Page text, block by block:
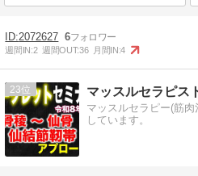
2072627 6
週間IN:2 週間OUT:36 月間IN:4
23
マッスルセラピー(筋
しています。